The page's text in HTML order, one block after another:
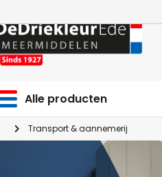
Alle producten
Transport & aannemerij